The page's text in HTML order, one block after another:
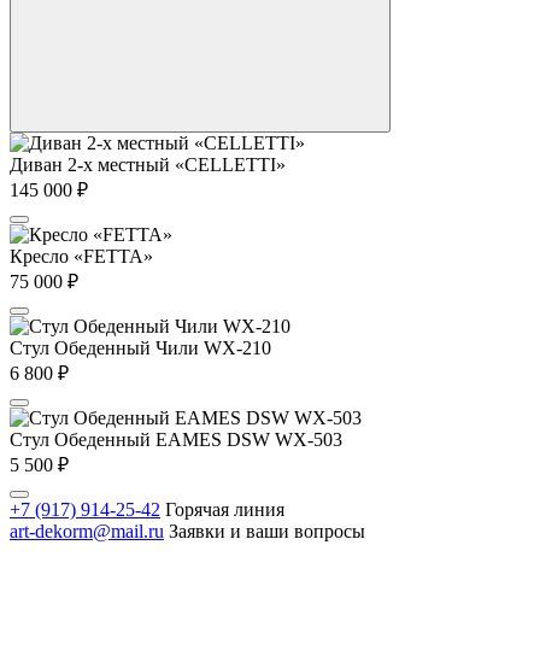
Диван 2-х местный «CELLETTI»
145 000 ₽
Кресло «FETTA»
75 000 ₽
Стул Обеденный Чили WX-210
6 800 ₽
Стул Обеденный EAMES DSW WX-503
5 500 ₽
+7 (917) 914-25-42 Горячая линия
art-dekorm@mail.ru Заявки и ваши вопросы